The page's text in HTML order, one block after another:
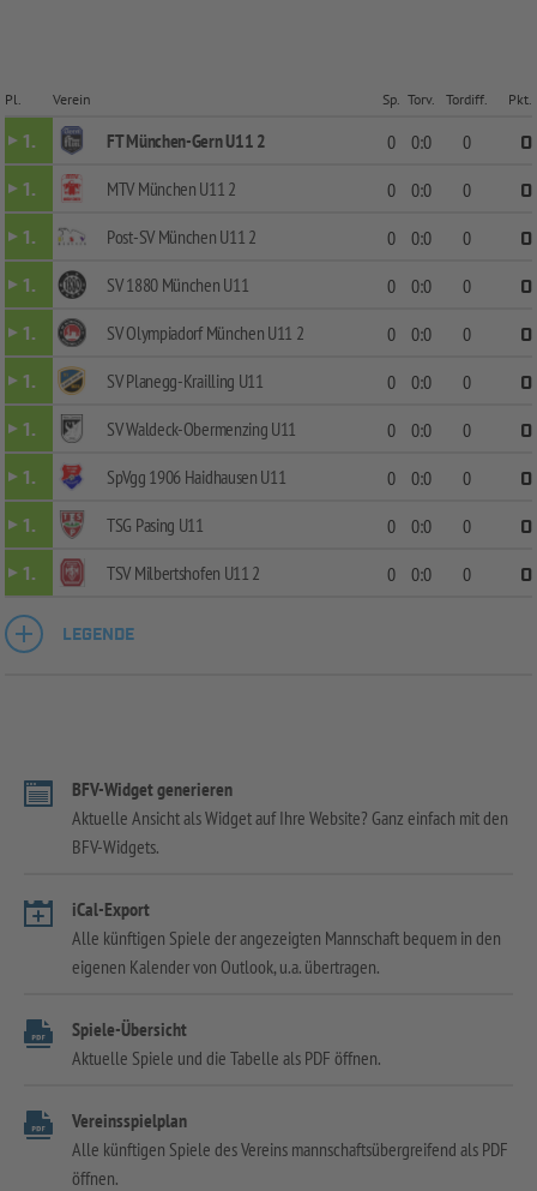
Pl. Verein Sp. Torv. Tordiff. Pkt.
1. FT München-Gern U11 2 0 0:0 0
0
1.
MTV München U11 2 0 0:0 0
0
1.
Post-SV München U11 2 0 0:0 0
0
1.
SV 1880 München U11 0 0:0 0
0
1.
SV Olympiadorf München U11 2 0 0:0 0
0
1.
SV Planegg-Krailling U11 0 0:0 0
0
1.
SV Waldeck-Obermenzing U11 0 0:0 0
0
1.
SpVgg 1906 Haidhausen U11 0 0:0 0
0
1.
TSG Pasing U11 0 0:0 0
0
1.
TSV Milbertshofen U11 2 0 0:0 0 0
LEGENDE
BFV-Widget generieren
Aktuelle Ansicht als Widget auf Ihre Website? Ganz einfach mit den
BFV-Widgets.
iCal-Export
Alle künftigen Spiele der angezeigten Mannschaft bequem in den
eigenen Kalender von Outlook, u.a. übertragen.
Spiele-Übersicht
Aktuelle Spiele und die Tabelle als PDF öffnen.
Vereinsspielplan
Alle künftigen Spiele des Vereins mannschaftsübergreifend als PDF
öffnen.